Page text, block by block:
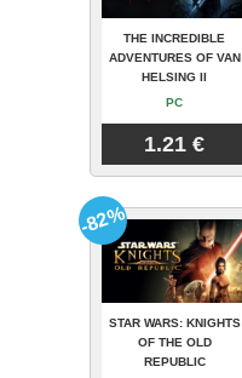
THE INCREDIBLE
ADVENTURES OF VAN
HELSING II
PC
1.21 €
STAR WARS: KNIGHTS
OF THE OLD
REPUBLIC
-82%